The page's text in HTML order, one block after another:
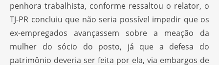
penhora trabalhista, conforme ressaltou o relator, o
TJ-PR concluiu que não seria possível impedir que os
ex-empregados avançassem sobre a meação da
mulher do sócio do posto, já que a defesa do
patrimônio deveria ser feita por ela, via embargos de